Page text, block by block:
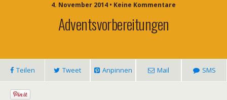
4. November 2014 • Keine Kommentare
Adventsvorbereitungen
Teilen Tweet Anpinnen Mail SMS